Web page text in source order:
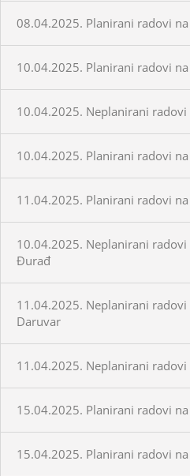
08.04.2025. Planirani radovi
10.04.2025. Planirani radovi
10.04.2025. Neplanirani
10.04.2025. Planirani radovi
11.04.2025. Planirani radovi
10.04.2025. Neplanirani
Đurađ
11.04.2025. Neplanirani
Daruvar
11.04.2025. Neplanirani
15.04.2025. Planirani radovi
15.04.2025. Planirani radovi